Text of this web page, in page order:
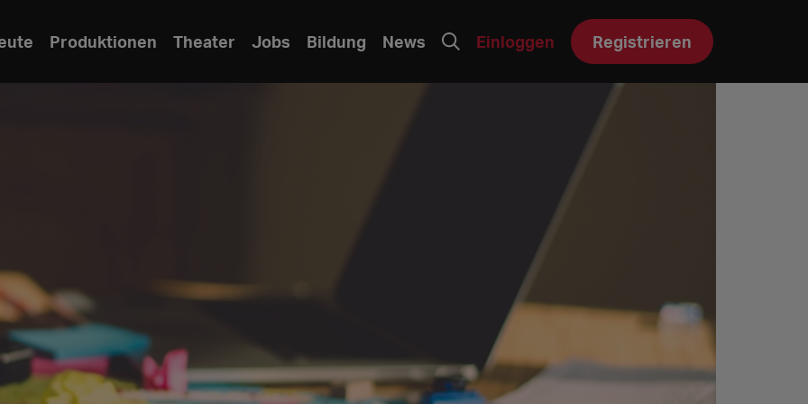
Produktionen Theater Jobs Bildung News Einloggen Registrieren